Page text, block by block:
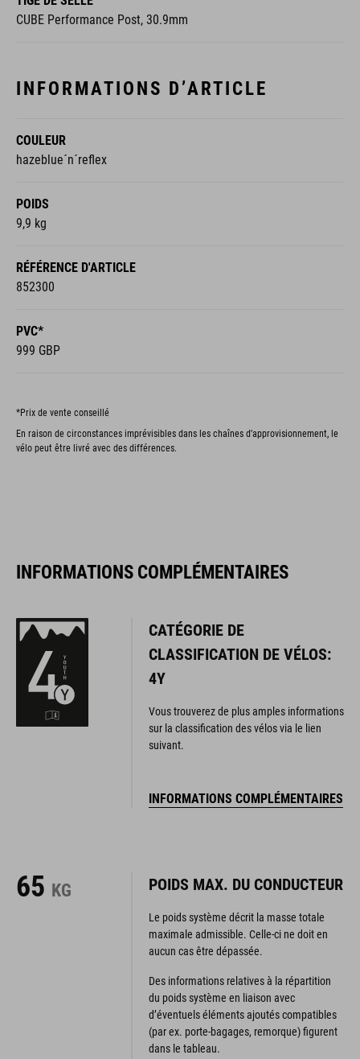
CUBE Performance Post, 30.9mm
INFORMATIONS D’ARTICLE
COULEUR
hazeblue´n´reflex
POIDS
9,9 kg
RÉFÉRENCE D'ARTICLE
852300
PVC*
999 GBP
*Prix de vente conseillé
En raison de circonstances imprévisibles dans les chaînes d’approvisionnement, le
vélo peut être livré avec des différences.
INFORMATIONS COMPLÉMENTAIRES
CATÉGORIE DE
CLASSIFICATION DE VÉLOS:
4Y
Vous trouverez de plus amples informations
sur la classification des vélos via le lien
suivant.
INFORMATIONS COMPLÉMENTAIRES
65 KG POIDS MAX. DU CONDUCTEUR
Le poids système décrit la masse totale
maximale admissible. Celle-ci ne doit en
aucun cas être dépassée.
Des informations relatives à la répartition
du poids système en liaison avec
d’éventuels éléments ajoutés compatibles
(par ex. porte-bagages, remorque) figurent
dans le tableau.